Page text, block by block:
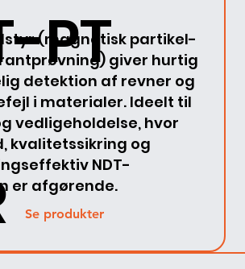
PT
(magnetisk partikel-
giver hurtig
detektion af revner og
i materialer. Ideelt til
vedligeholdelse, hvor
kvalitetssikring og
NDT-
er afgørende.
Se produkter